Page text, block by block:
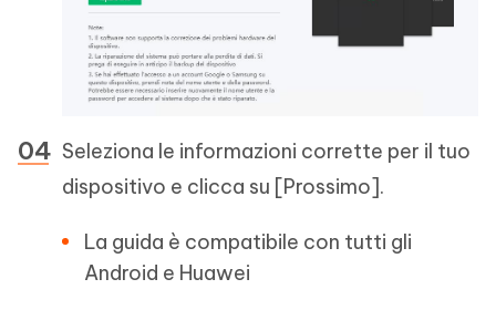
Seleziona le informazioni corrette per il tuo
dispositivo e clicca su [Prossimo].
La guida è compatibile con tutti gli
Android e Huawei